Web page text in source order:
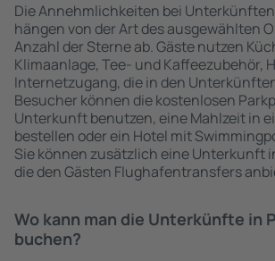
Die Annehmlichkeiten bei
hängen von der Art des ausgewählten
Anzahl der Sterne ab. Gäste nutzen
Klimaanlage, Tee- und Kaffeezubehör,
Internetzugang, die in den
Besucher können die kostenlosen
Unterkunft benutzen, eine Mahlzeit in
bestellen oder ein Hotel mit
Sie können zusätzlich eine Unterkunft
die den Gästen Flughafentransfers
Wo kann man die Unterkünfte in
buchen?